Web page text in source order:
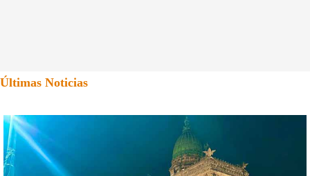
Últimas Noticias